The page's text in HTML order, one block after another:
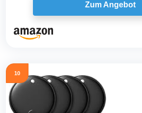
Zum Angebot
10